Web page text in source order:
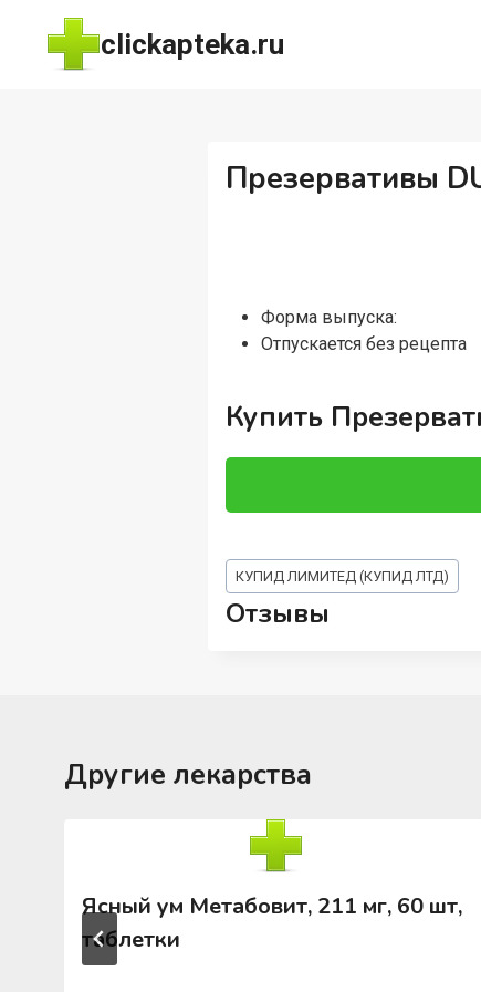
Перейти
содержимому
clickapteka.ru
Презервативы
Форма выпуска:
Отпускается без рецепта
Купить
Метки
записи:
КУПИД ЛИМИТЕД (КУПИД ЛТД)
Отзывы
Другие лекарства
Ясный ум Метабовит, 211 мг, 60 шт,
таблетки